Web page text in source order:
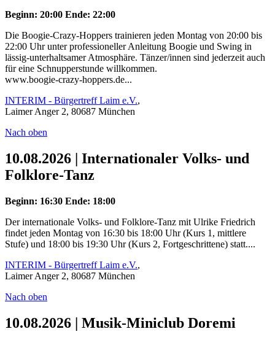
Beginn: 20:00 Ende: 22:00
Die Boogie-Crazy-Hoppers trainieren jeden Montag von 20:00 bis
22:00 Uhr unter professioneller Anleitung Boogie und Swing in
lässig-unterhaltsamer Atmosphäre. Tänzer/innen sind jederzeit auch
für eine Schnupperstunde willkommen.
www.boogie-crazy-hoppers.de...
INTERIM - Bürgertreff Laim e.V.,
Laimer Anger 2, 80687 München
Nach oben
10.08.2026 | Internationaler Volks- und
Folklore-Tanz
Beginn: 16:30 Ende: 18:00
Der internationale Volks- und Folklore-Tanz mit Ulrike Friedrich
findet jeden Montag von 16:30 bis 18:00 Uhr (Kurs 1, mittlere
Stufe) und 18:00 bis 19:30 Uhr (Kurs 2, Fortgeschrittene) statt....
INTERIM - Bürgertreff Laim e.V.,
Laimer Anger 2, 80687 München
Nach oben
10.08.2026 | Musik-Miniclub Doremi